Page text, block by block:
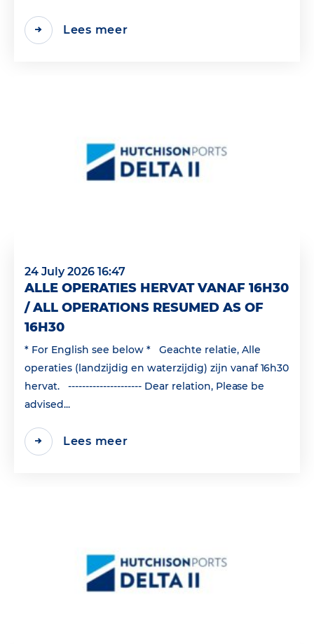
Lees meer
24 July 2026 16:47
ALLE OPERATIES HERVAT VANAF 16H30
/ ALL OPERATIONS RESUMED AS OF
16H30
* For English see below * Geachte relatie, Alle
operaties (landzijdig en waterzijdig) zijn vanaf 16h30
hervat. --------------------- Dear relation, Please be
advised...
Lees meer